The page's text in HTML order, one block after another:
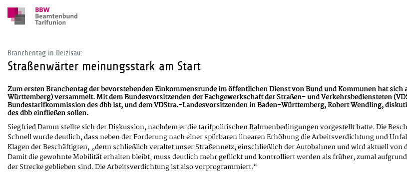
Branchentag in Deizisau:
Straßenwärter meinungsstark am Start
Zum ersten Branchentag der bevorstehenden Einkommensrunde im öffentlichen Dienst von Bund und Kommunen hat sich
Württemberg) versammelt. Mit dem Bundesvorsitzenden der Fachgewerkschaft der Straßen- und Verkehrsbediensteten
Bundestarifkommission des dbb ist, und dem VDStra.-Landesvorsitzenden in Baden-Württemberg, Robert Wendling,
des dbb einfließen sollen.
Siegfried Damm stellte sich der Diskussion, nachdem er die tarifpolitischen Rahmenbedingungen vorgestellt hatte. Die
Schnell wurde deutlich, dass neben der Forderung nach einer spürbaren linearen Erhöhung die Arbeitsverdichtung und
Klagen der Beschäftigten, „denn schließlich veraltet unser Straßennetz, einschließlich der Autobahnen und wird aktuell
Damit die gewohnte Mobilität erhalten bleibt, muss deutlich mehr geflickt und kontrolliert werden als früher, zumal
der Strecke geblieben sind. Die Arbeitsverdichtung ist also vorprogrammiert.“